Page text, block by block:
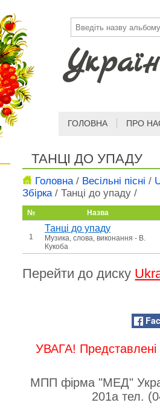
ГОЛОВНА ПРО
ТАНЦІ ДО УПАДУ
Головна/ Весільні пісні /
Збірка/ Танці до упаду /
№ Назва
1
Танці до упаду
Музика, слова, виконання - В.
Кукоба
Перейти до диску
УВАГА! Представлені
МПП фірма "МЕД"
201а тел.